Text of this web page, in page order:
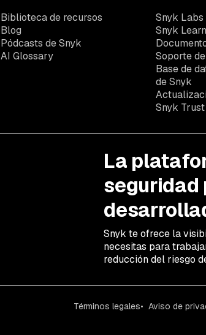
Biblioteca de recursos
Blog
Pódcasts de Snyk
AI Glossary
Snyk Labs
Snyk Learn
Soporte
Base de
de Snyk
Snyk
La
seguridad
Snyk te ofrece la
necesitas para
reducción del riesgo
Términos legales Aviso de